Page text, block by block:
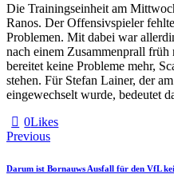
Die Trainingseinheit am
Ranos. Der Offensivspieler
Problemen. Mit dabei war
nach einem Zusammenprall früh
bereitet keine Probleme mehr,
stehen. Für Stefan Lainer, der
eingewechselt wurde, bedeutet
0Likes
Beitragsnavigation
Previous
Darum ist Bornauws Ausfall für den VfL